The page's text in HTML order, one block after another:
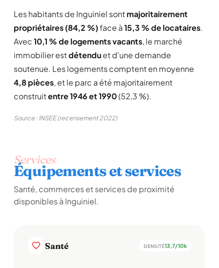
Les habitants de Inguiniel sontmajoritairement
propriétaires (84,2 %)face à15,3 % de locataires.
Avec10,1 % de logements vacants, le marché
immobilier estdétenduet d'une demande
soutenue. Les logements comptent en moyenne
4,8 pièces, et le parc a été majoritairement
construitentre 1946 et 1990(52,3 %).
Source : INSEE (recensement 2022)
Services
Équipements et services
Santé, commerces et services de proximité
disponibles à Inguiniel.
Santé DENSITÉ13,7/10k